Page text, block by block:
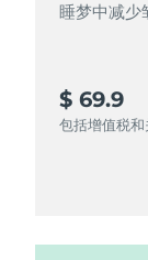
睡梦中减少
$ 69.9
包括增值税和